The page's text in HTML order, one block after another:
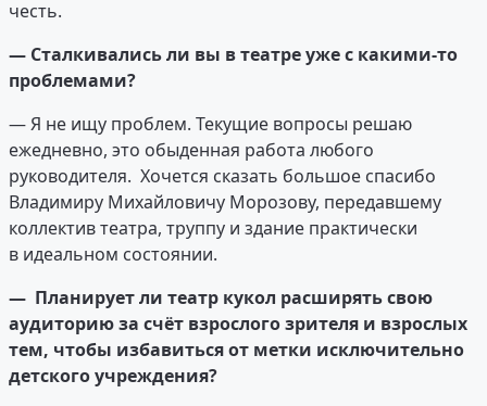
честь.
— Сталкивались ли вы в театре уже с какими-то
проблемами?
— Я не ищу проблем. Текущие вопросы решаю
ежедневно, это обыденная работа любого
руководителя. Хочется сказать большое спасибо
Владимиру Михайловичу Морозову, передавшему
коллектив театра, труппу и здание практически
в идеальном состоянии.
— Планирует ли театр кукол расширять свою
аудиторию за счёт взрослого зрителя и взрослых
тем, чтобы избавиться от метки исключительно
детского учреждения?